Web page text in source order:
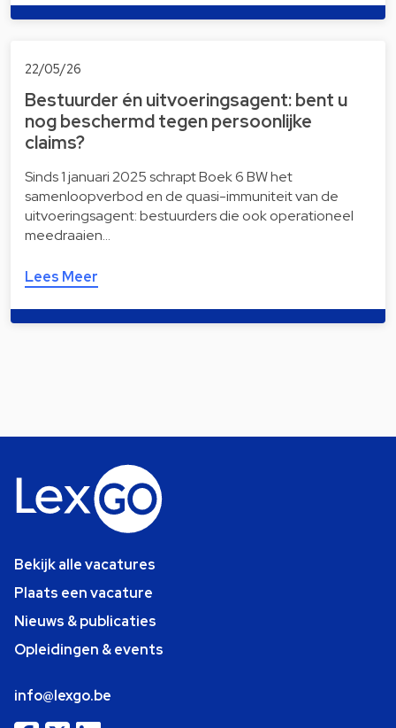
22/05/26
Bestuurder én uitvoeringsagent: bent u
nog beschermd tegen persoonlijke
claims?
Sinds 1 januari 2025 schrapt Boek 6 BW het
samenloopverbod en de quasi-immuniteit van de
uitvoeringsagent: bestuurders die ook operationeel
meedraaien…
Lees Meer
Bekijk alle vacatures
Plaats een vacature
Nieuws & publicaties
Opleidingen & events
info@lexgo.be